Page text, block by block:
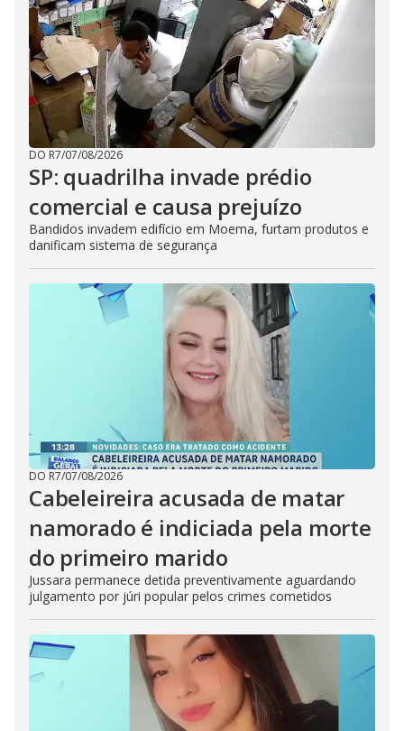
DO R7/07/08/2026
SP: quadrilha invade prédio
comercial e causa prejuízo
Bandidos invadem edifício em Moema, furtam produtos e
danificam sistema de segurança
DO R7/07/08/2026
Cabeleireira acusada de matar
namorado é indiciada pela morte
do primeiro marido
Jussara permanece detida preventivamente aguardando
julgamento por júri popular pelos crimes cometidos